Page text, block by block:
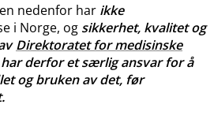
nedenfor har ikke
i Norge, og sikkerhet, kvalitet og
Direktoratet for medisinske
derfor et særlig ansvar for å
og bruken av det, før